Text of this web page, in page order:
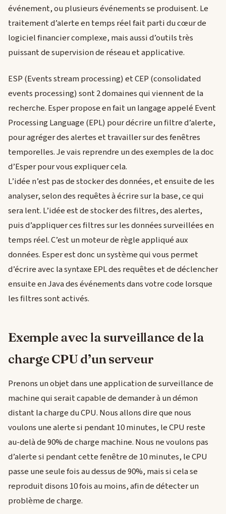
événement, ou plusieurs événements se produisent. Le
traitement d’alerte en temps réel fait parti du cœur de
logiciel financier complexe, mais aussi d’outils très
puissant de supervision de réseau et applicative.
ESP (Events stream processing) et CEP (consolidated
events processing) sont 2 domaines qui viennent de la
recherche. Esper propose en fait un langage appelé Event
Processing Language (EPL) pour décrire un filtre d’alerte,
pour agréger des alertes et travailler sur des fenêtres
temporelles. Je vais reprendre un des exemples de la doc
d’Esper pour vous expliquer cela.
L’idée n’est pas de stocker des données, et ensuite de les
analyser, selon des requêtes à écrire sur la base, ce qui
sera lent. L’idée est de stocker des filtres, des alertes,
puis d’appliquer ces filtres sur les données surveillées en
temps réel. C’est un moteur de règle appliqué aux
données. Esper est donc un système qui vous permet
d’écrire avec la syntaxe EPL des requêtes et de déclencher
ensuite en Java des événements dans votre code lorsque
les filtres sont activés.
Exemple avec la surveillance de la
charge CPU d’un serveur
Prenons un objet dans une application de surveillance de
machine qui serait capable de demander à un démon
distant la charge du CPU. Nous allons dire que nous
voulons une alerte si pendant 10 minutes, le CPU reste
au-delà de 90% de charge machine. Nous ne voulons pas
d’alerte si pendant cette fenêtre de 10 minutes, le CPU
passe une seule fois au dessus de 90%, mais si cela se
reproduit disons 10 fois au moins, afin de détecter un
problème de charge.